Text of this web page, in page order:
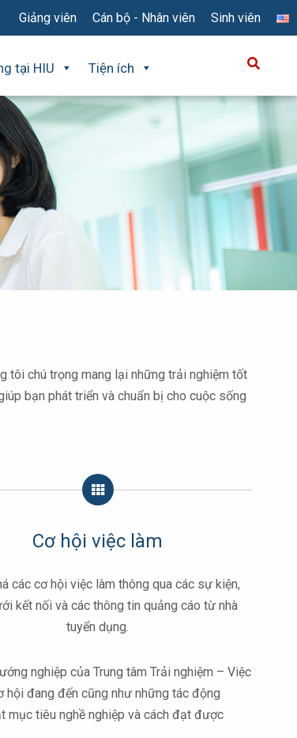
Giảng viên Cán bộ - Nhân viên Sinh viên
tại HIU Tiện ích
tôi chú trọng mang lại những trải nghiệm tốt
bạn phát triển và chuẩn bị cho cuộc sống
Cơ hội việc làm
các cơ hội việc làm thông qua các sự kiện,
kết nối và các thông tin quảng cáo từ nhà
tuyển dụng.
nghiệp của Trung tâm Trải nghiệm – Việc
hội đang đến cũng như những tác động
mục tiêu nghề nghiệp và cách đạt được